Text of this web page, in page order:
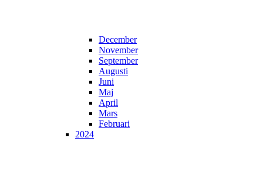
December
November
September
Augusti
Juni
Maj
April
Mars
Februari
2024